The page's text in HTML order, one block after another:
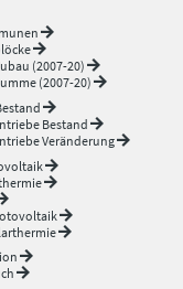
(2007-20)
(2007-20)
Bestand
Veränderung